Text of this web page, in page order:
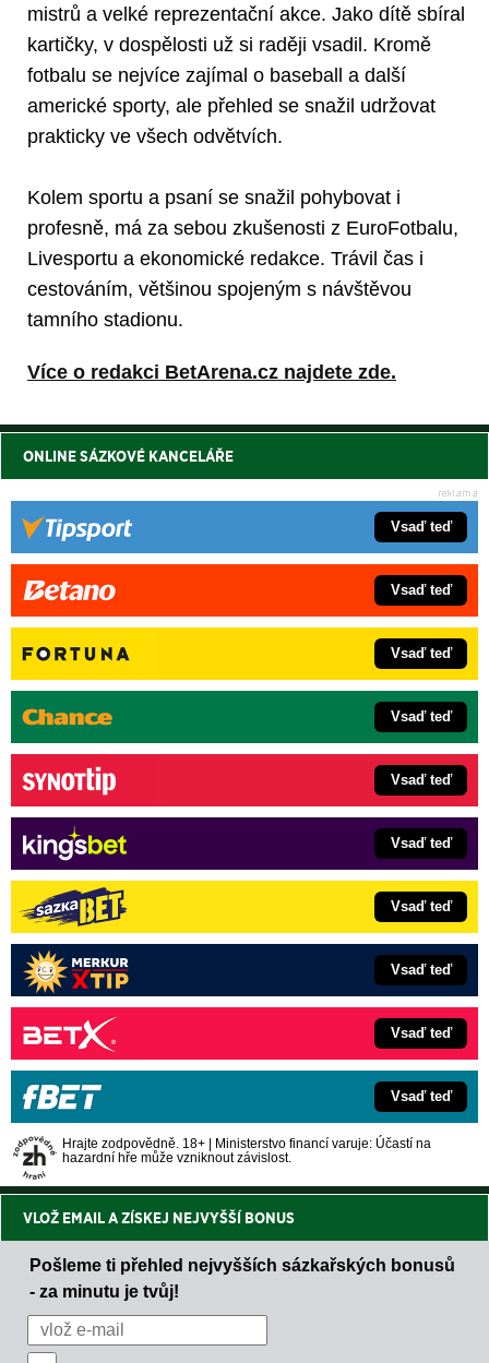
mistrů a velké reprezentační akce. Jako dítě sbíral
kartičky, v dospělosti už si raději vsadil. Kromě
fotbalu se nejvíce zajímal o baseball a další
americké sporty, ale přehled se snažil udržovat
prakticky ve všech odvětvích.
Kolem sportu a psaní se snažil pohybovat i
profesně, má za sebou zkušenosti z EuroFotbalu,
Livesportu a ekonomické redakce. Trávil čas i
cestováním, většinou spojeným s návštěvou
tamního stadionu.
Více o redakci BetArena.cz najdete zde.
ONLINE SÁZKOVÉ KANCELÁŘE
Vsaď teď
Vsaď teď
Vsaď teď
Vsaď teď
Vsaď teď
Vsaď teď
Vsaď teď
Vsaď teď
Vsaď teď
Vsaď teď
Hrajte zodpovědně. 18+ | Ministerstvo financí varuje: Účastí na
hazardní hře může vzniknout závislost.
VLOŽ EMAIL A ZÍSKEJ NEJVYŠŠÍ BONUS
Pošleme ti přehled nejvyšších sázkařských bonusů
- za minutu je tvůj!